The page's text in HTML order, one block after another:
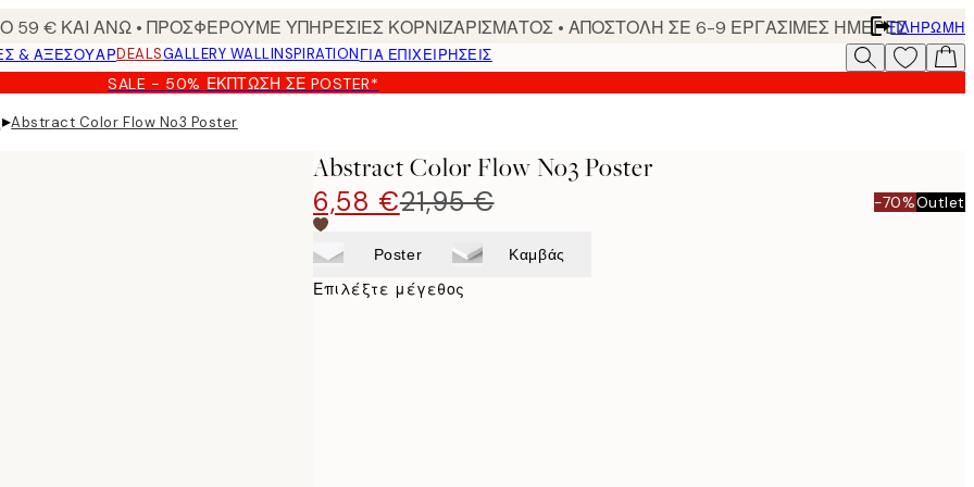
€ ΚΑΙ ΑΝΩ • ΠΡΟΣΦΕΡΟΥΜΕ ΥΠΗΡΕΣΙΕΣ ΚΟΡΝΙΖΑΡΙΣΜΑΤΟΣ • ΑΠΟΣΤΟΛΗ ΣΕ 6-9 ΕΡΓΑΣΙΜΕΣ ΗΜΕΡΕΣΠΛΗΡΩΜΉ
& ΑΞΕΣΟΥΆΡDEALSGALLERY WALLINSPIRATIONΓΙΑ ΕΠΙΧΕΙΡΗΣΕΙΣ
SALE - 50% ΈΚΠΤΩΣΗ ΣΕ POSTER*
▸Abstract Color Flow No3 Poster
Abstract Color Flow No3 Poster
6,58 €21,95 € -70%Outlet
Poster Καμβάς
Επιλέξτε μέγεθος